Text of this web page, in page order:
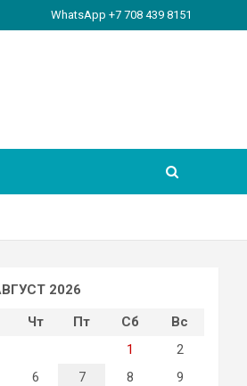
WhatsApp +7 708 439 8151
2026
Чт Пт Сб
Вс
1
2
6 7 8
9